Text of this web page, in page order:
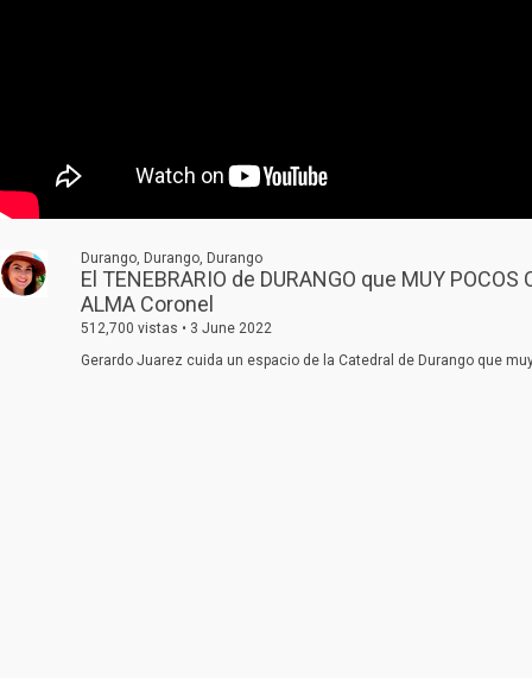
Durango, Durango, Durango
El TENEBRARIO de DURANGO que MUY
ALMA Coronel
512,700 vistas • 3 June 2022
Gerardo Juarez cuida un espacio de la Catedral de Durango que